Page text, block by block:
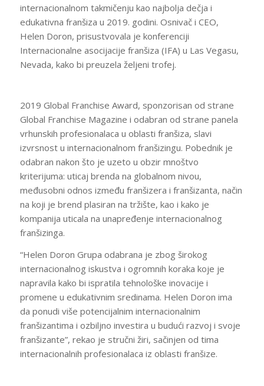
internacionalnom takmičenju kao najbolja dečja i
edukativna franšiza u 2019. godini. Osnivač i CEO,
Helen Doron, prisustvovala je konferenciji
Internacionalne asocijacije franšiza (IFA) u Las Vegasu,
Nevada, kako bi preuzela željeni trofej.
2019 Global Franchise Award, sponzorisan od strane
Global Franchise Magazine i odabran od strane panela
vrhunskih profesionalaca u oblasti franšiza, slavi
izvrsnost u internacionalnom franšizingu. Pobednik je
odabran nakon što je uzeto u obzir mnoštvo
kriterijuma: uticaj brenda na globalnom nivou,
međusobni odnos između franšizera i franšizanta, način
na koji je brend plasiran na tržište, kao i kako je
kompanija uticala na unapređenje internacionalnog
franšizinga.
“Helen Doron Grupa odabrana je zbog širokog
internacionalnog iskustva i ogromnih koraka koje je
napravila kako bi ispratila tehnološke inovacije i
promene u edukativnim sredinama. Helen Doron ima
da ponudi više potencijalnim internacionalnim
franšizantima i ozbiljno investira u budući razvoj i svoje
franšizante”, rekao je stručni žiri, sačinjen od tima
internacionalnih profesionalaca iz oblasti franšize.